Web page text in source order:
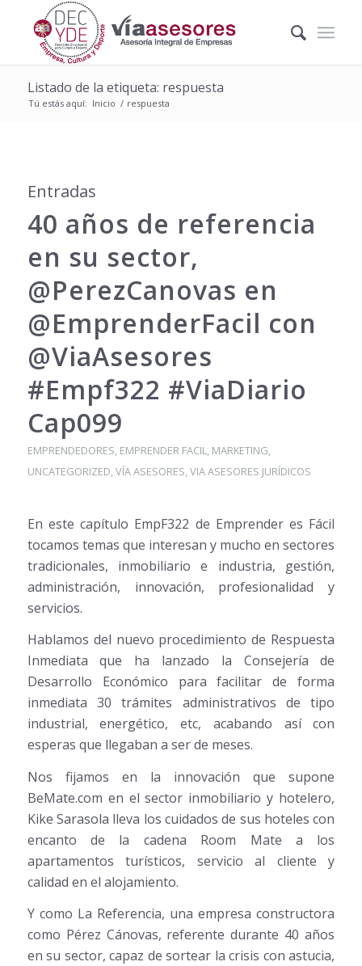
Listado de la etiqueta: respuesta
Tú estás aquí: Inicio / respuesta
Entradas
40 años de referencia
en su sector,
@PerezCanovas en
@EmprenderFacil con
@ViaAsesores
#Empf322 #ViaDiario
Cap099
EMPRENDEDORES, EMPRENDER FACIL, MARKETING,
UNCATEGORIZED,VÍA ASESORES,VIA ASESORES JURÍDICOS
En este capítulo EmpF322 de Emprender es Fácil
tocamos temas que interesan y mucho en sectores
tradicionales, inmobiliario e industria, gestión,
administración, innovación, profesionalidad y
servicios.
Hablamos del nuevo procedimiento de Respuesta
Inmediata que ha lanzado la Consejería de
Desarrollo Económico para facilitar de forma
inmediata 30 trámites administrativos de tipo
industrial, energético, etc, acabando así con
esperas que llegaban a ser de meses.
Nos fijamos en la innovación que supone
BeMate.com en el sector inmobiliario y hotelero,
Kike Sarasola lleva los cuidados de sus hoteles con
encanto de la cadena Room Mate a los
apartamentos turísticos, servicio al cliente y
calidad en el alojamiento.
Y como La Referencia, una empresa constructora
como Pérez Cánovas, referente durante 40 años
en su sector, capaz de sortear la crisis con astucia,